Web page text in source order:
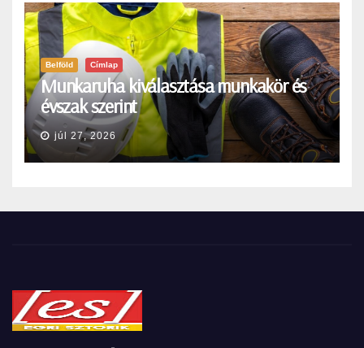
Belföld Címlap
Munkaruha kiválasztása munkakör és
évszak szerint
júl 27, 2026